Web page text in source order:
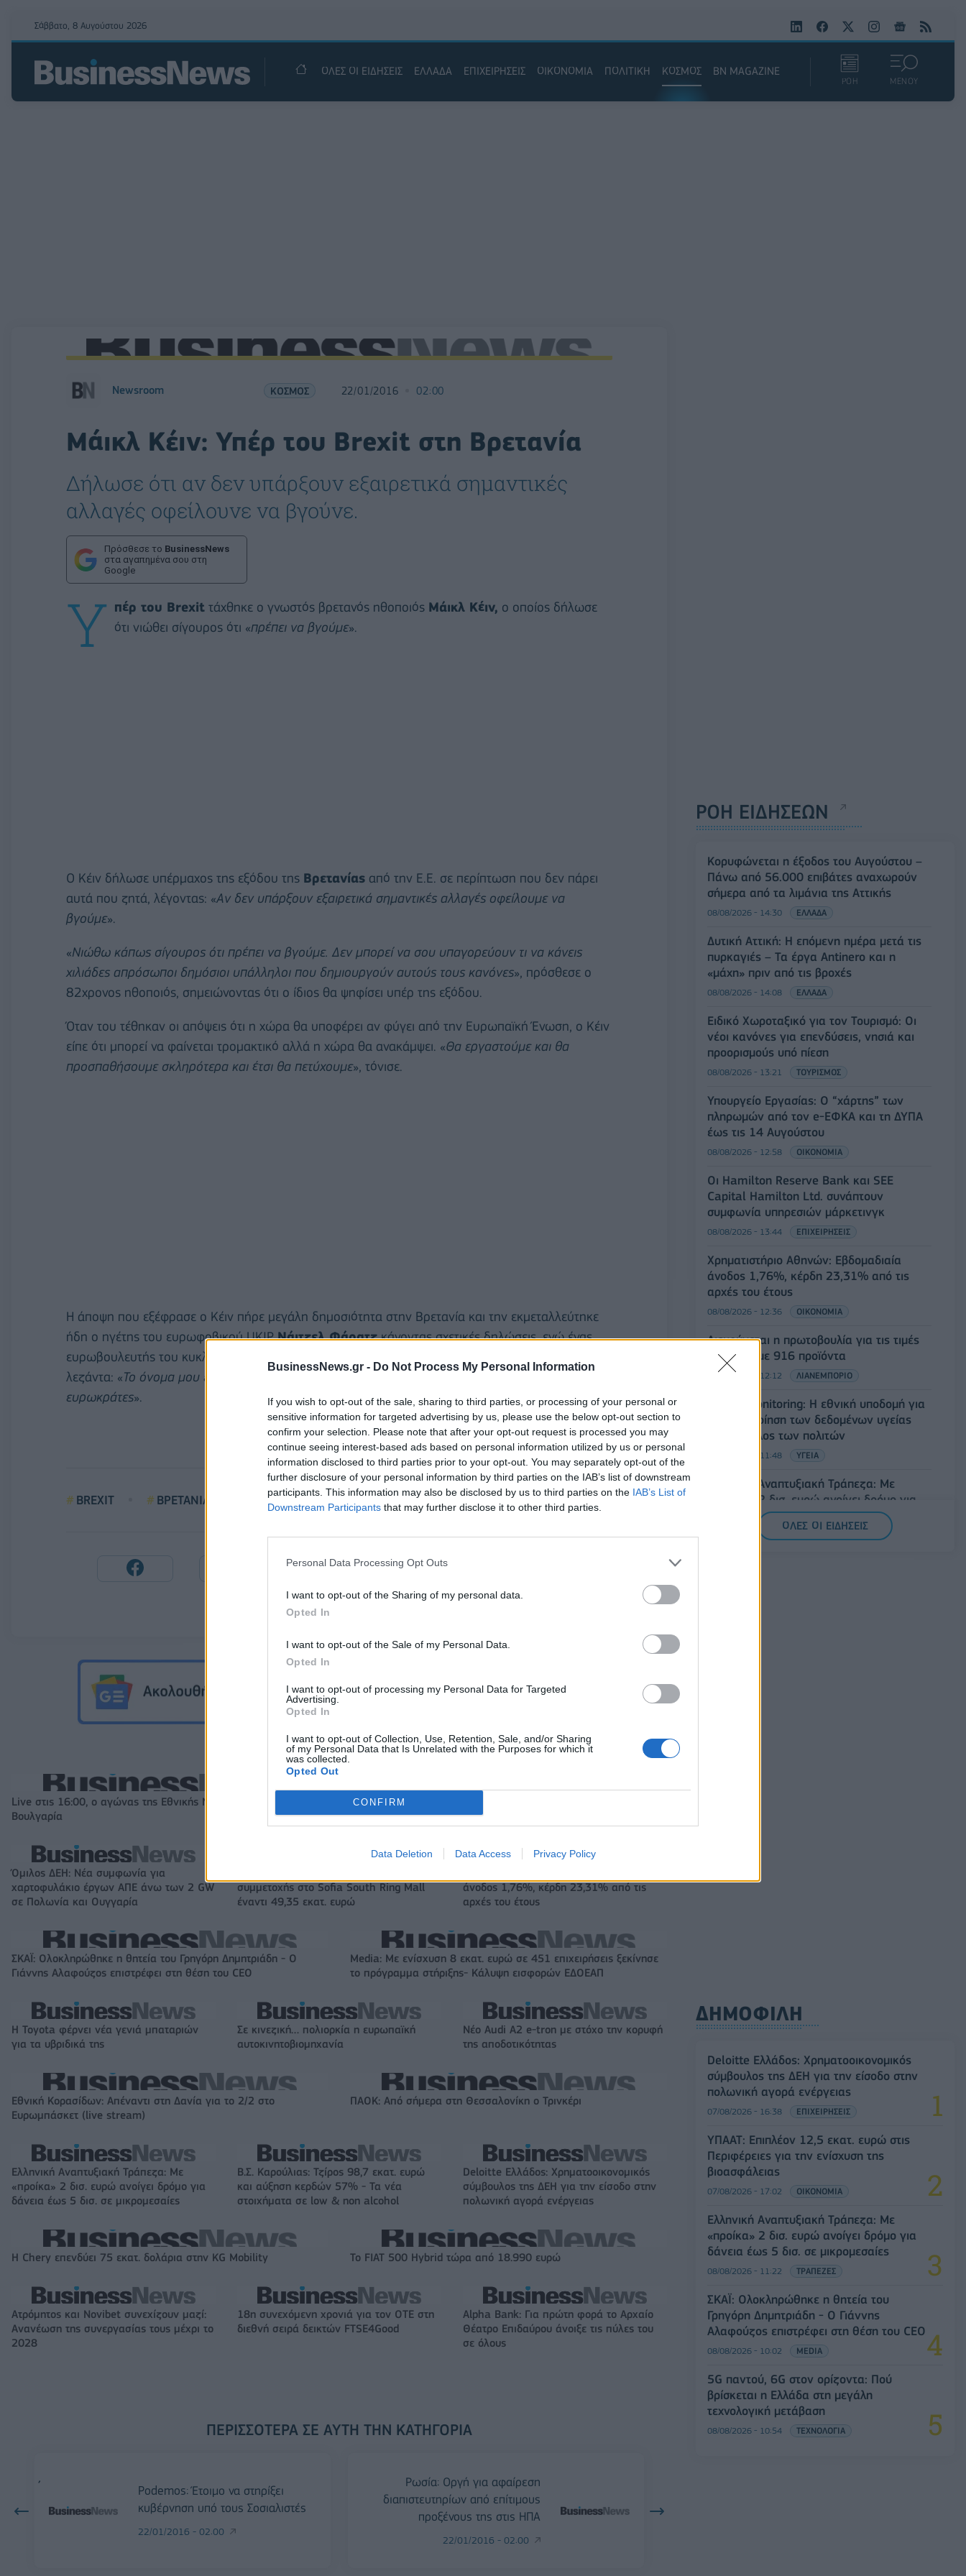
BusinessNews.gr - Do Not Process My Personal Information
If you wish to opt-out of the sale, sharing to third parties, or processing of your personal or
sensitive information for targeted advertising by us, please use the below opt-out section to
confirm your selection. Please note that after your opt-out request is processed you may
continue seeing interest-based ads based on personal information utilized by us or personal
information disclosed to third parties prior to your opt-out. You may separately opt-out of the
further disclosure of your personal information by third parties on the IAB’s list of downstream
participants. This information may also be disclosed by us to third parties on the IAB’s List of
Downstream Participants that may further disclose it to other third parties.
Personal Data Processing Opt Outs
I want to opt-out of the Sharing of my personal data.
Opted In
I want to opt-out of the Sale of my Personal Data.
Opted In
I want to opt-out of processing my Personal Data for Targeted
Advertising.
Opted In
I want to opt-out of Collection, Use, Retention, Sale, and/or Sharing
of my Personal Data that Is Unrelated with the Purposes for which it
was collected.
Opted Out
CONFIRM
Data Deletion Data Access Privacy Policy
Σάββατο, 8 Αυγούστου 2026
ΟΛΕΣ ΟΙ ΕΙΔΗΣΕΙΣ ΕΛΛΑΔΑ ΕΠΙΧΕΙΡΗΣΕΙΣ ΟΙΚΟΝΟΜΙΑ ΠΟΛΙΤΙΚΗ ΚΟΣΜΟΣ BN MAGAZINE
ΡΟΗ ΜΕΝΟΥ
Newsroom ΚΟΣΜΟΣ 22/01/2016 02:00
Mάικλ Κέιν: Υπέρ του Brexit στη Βρετανία
Δήλωσε ότι αν δεν υπάρξουν εξαιρετικά σημαντικές
αλλαγές οφείλουνε να βγούνε.
Πρόσθεσε το BusinessNews
στα αγαπημένα σου στη
Google
Υ πέρ του Brexit τάχθηκε ο γνωστός βρετανός ηθοποιός Μάικλ Κέιν, ο οποίος δήλωσε
ότι νιώθει σίγουρος ότι «πρέπει να βγούμε».
Ο Κέιν δήλωσε υπέρμαχος της εξόδου της Βρετανίας από την Ε.Ε. σε περίπτωση που δεν πάρει
αυτά που ζητά, λέγοντας: «Αν δεν υπάρξουν εξαιρετικά σημαντικές αλλαγές οφείλουμε να
βγούμε».
«Νιώθω κάπως σίγουρος ότι πρέπει να βγούμε. Δεν μπορεί να σου υπαγορεύουν τι να κάνεις
χιλιάδες απρόσωποι δημόσιοι υπάλληλοι που δημιουργούν αυτούς τους κανόνες», πρόσθεσε ο
82χρονος ηθοποιός, σημειώνοντας ότι ο ίδιος θα ψηφίσει υπέρ της εξόδου.
Όταν του τέθηκαν οι απόψεις ότι η χώρα θα υποφέρει αν φύγει από την Ευρωπαϊκή Ένωση, ο Κέιν
είπε ότι μπορεί να φαίνεται τρομακτικό αλλά η χώρα θα ανακάμψει. «Θα εργαστούμε και θα
προσπαθήσουμε σκληρότερα και έτσι θα πετύχουμε», τόνισε.
Η άποψη που εξέφρασε ο Κέιν πήρε μεγάλη δημοσιότητα στην Βρετανία και την εκμεταλλεύτηκε
ήδη ο ηγέτης του ευρωφοβικού UKIPΝάιτζελ Φάρατζκάνοντας σχετικές δηλώσεις, ενώ ένας
ευρωβουλευτής του κυκλοφόρησε αφίσα του ηθοποιού από ταινία, στην οποία κρατά όπλο με τη
λεζάντα: «Το όνομα μου είναι Μάικλ και έχω βαρεθεί να μου λένε τι να κάνω ευρωπαίοι
ευρωκράτες».
BREXIT ΒΡΕΤΑΝΙΑ MΑΙΚΛ ΚΕΙΝ
Live στις 16:00, ο αγώνας της Εθνικής Νεανίδων με τη
Βουλγαρία
Εθνική Παίδων: Απώλεσε προβάδισμα 13 πόντων και έχασε 84-
89 από το Ισραήλ
Όμιλος ΔΕΗ: Νέα συμφωνία για
χαρτοφυλάκιο έργων ΑΠΕ άνω των 2 GW
σε Πολωνία και Ουγγαρία
συμμετοχής στο Sofia South Ring Mall
έναντι 49,35 εκατ. ευρώ
άνοδος 1,76%, κέρδη 23,31% από τις
αρχές του έτους
ΣΚΑΪ: Ολοκληρώθηκε η θητεία του Γρηγόρη Δημητριάδη - Ο
Γιάννης Αλαφούζος επιστρέφει στη θέση του CEO
Media: Με ενίσχυση 8 εκατ. ευρώ σε 451 επιχειρήσεις ξεκίνησε
το πρόγραμμα στήριξης- Κάλυψη εισφορών ΕΔΟΕΑΠ
Η Toyota φέρνει νέα γενιά μπαταριών
για τα υβριδικά της
Σε κινεζική… πολιορκία η ευρωπαϊκή
αυτοκινητοβιομηχανία
Νέο Audi A2 e-tron με στόχο την κορυφή
της αποδοτικότητας
Εθνική Κορασίδων: Απέναντι στη Δανία για το 2/2 στο
Ευρωμπάσκετ (live stream)
ΠΑΟΚ: Από σήμερα στη Θεσσαλονίκη ο Τρινκέρι
Ελληνική Αναπτυξιακή Τράπεζα: Με
«προίκα» 2 δισ. ευρώ ανοίγει δρόμο για
δάνεια έως 5 δισ. σε μικρομεσαίες
Β.Σ. Καρούλιας: Τζίρος 98,7 εκατ. ευρώ
και αύξηση κερδών 57% - Τα νέα
στοιχήματα σε low & non alcohol
Deloitte Ελλάδος: Χρηματοοικονομικός
σύμβουλος της ΔΕΗ για την είσοδο στην
πολωνική αγορά ενέργειας
Η Chery επενδύει 75 εκατ. δολάρια στην KG Mobility Το FIAT 500 Hybrid τώρα από 18.990 ευρώ
Ατρόμητος και Novibet συνεχίζουν μαζί:
Ανανέωση της συνεργασίας τους μέχρι το
2028
18η συνεχόμενη χρονιά για τον ΟΤΕ στη
διεθνή σειρά δεικτών FTSE4Good
Alpha Bank: Για πρώτη φορά το Αρχαίο
Θέατρο Επιδαύρου άνοιξε τις πύλες του
σε όλους
ΠΕΡΙΣΣΌΤΕΡΑ ΣΕ ΑΥΤΉ ΤΗΝ ΚΑΤΗΓΟΡΊΑ
Podemos: Έτοιμο να στηρίξει
κυβέρνηση υπό τους Σοσιαλιστές
22/01/2016 - 02:00
Ρωσία: Οργή για αφαίρεση
διαπιστευτηρίων από επίτιμους
προξένους της στις ΗΠΑ
22/01/2016 - 02:00
ΡΟΗ ΕΙΔΗΣΕΩΝ
Κορυφώνεται η έξοδος του Αυγούστου –
Πάνω από 56.000 επιβάτες αναχωρούν
σήμερα από τα λιμάνια της Αττικής
08/08/2026 - 14:30 ΕΛΛΑΔΑ
Δυτική Αττική: Η επόμενη ημέρα μετά τις
πυρκαγιές – Τα έργα Antinero και η
«μάχη» πριν από τις βροχές
08/08/2026 - 14:08 ΕΛΛΑΔΑ
Ειδικό Χωροταξικό για τον Τουρισμό: Οι
νέοι κανόνες για επενδύσεις, νησιά και
προορισμούς υπό πίεση
08/08/2026 - 13:21 ΤΟΥΡΙΣΜΟΣ
Υπουργείο Εργασίας: Ο “χάρτης” των
πληρωμών από τον e-ΕΦΚΑ και τη ΔΥΠΑ
έως τις 14 Αυγούστου
08/08/2026 - 12:58 ΟΙΚΟΝΟΜΙΑ
Οι Hamilton Reserve Bank και SEE
Capital Hamilton Ltd. συνάπτουν
συμφωνία υπηρεσιών μάρκετινγκ
08/08/2026 - 13:44 ΕΠΙΧΕΙΡΗΣΕΙΣ
Χρηματιστήριο Αθηνών: Εβδομαδιαία
άνοδος 1,76%, κέρδη 23,31% από τις
αρχές του έτους
08/08/2026 - 12:36 ΟΙΚΟΝΟΜΙΑ
Διευρύνεται η πρωτοβουλία για τις τιμές
στο ράφι με 916 προϊόντα
08/08/2026 - 12:12 ΛΙΑΝΕΜΠΟΡΙΟ
Health Monitoring: Η εθνική υποδομή για
την αξιοποίηση των δεδομένων υγείας
προς όφελος των πολιτών
08/08/2026 - 11:48 ΥΓΕΙΑ
Ελληνική Αναπτυξιακή Τράπεζα: Με
«προίκα» 2 δισ. ευρώ ανοίγει δρόμο για
δάνεια έως 5 δισ. σε μικρομεσαίες
08/08/2026 - 11:22
ΟΛΕΣ ΟΙ ΕΙΔΗΣΕΙΣ
ΔΗΜΟΦΙΛΗ
Deloitte Ελλάδος: Χρηματοοικονομικός
σύμβουλος της ΔΕΗ για την είσοδο στην
πολωνική αγορά ενέργειας
07/08/2026 - 16:38 ΕΠΙΧΕΙΡΗΣΕΙΣ
ΥΠΑΑΤ: Επιπλέον 12,5 εκατ. ευρώ στις
Περιφέρειες για την ενίσχυση της
βιοασφάλειας
07/08/2026 - 17:02 ΟΙΚΟΝΟΜΙΑ
Ελληνική Αναπτυξιακή Τράπεζα: Με
«προίκα» 2 δισ. ευρώ ανοίγει δρόμο για
δάνεια έως 5 δισ. σε μικρομεσαίες
08/08/2026 - 11:22 ΤΡΑΠΕΖΕΣ
ΣΚΑΪ: Ολοκληρώθηκε η θητεία του
Γρηγόρη Δημητριάδη - Ο Γιάννης
Αλαφούζος επιστρέφει στη θέση του CEO
08/08/2026 - 10:02 MEDIA
5G παντού, 6G στον ορίζοντα: Πού
βρίσκεται η Ελλάδα στη μεγάλη
τεχνολογική μετάβαση
08/08/2026 - 10:54 ΤΕΧΝΟΛΟΓΙΑ